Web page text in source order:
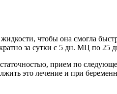
чтобы она смогла
за сутки с 5 дн. МЦ по 25
прием по
это лечение и при